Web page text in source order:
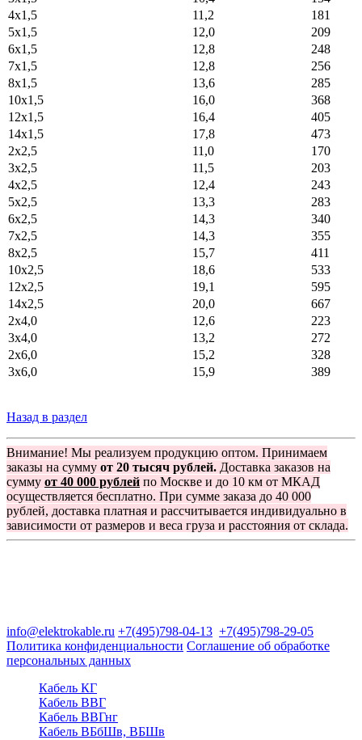
4x1,5
11,2
181
5x1,5
12,0
209
6x1,5
12,8
248
7x1,5
12,8
256
8x1,5
13,6
285
10x1,5
16,0
368
12x1,5
16,4
405
14x1,5
17,8
473
2x2,5
11,0
170
3x2,5
11,5
203
4x2,5
12,4
243
5x2,5
13,3
283
6x2,5
14,3
340
7x2,5
14,3
355
8x2,5
15,7
411
10x2,5
18,6
533
12x2,5
19,1
595
14x2,5
20,0
667
2x4,0
12,6
223
3x4,0
13,2
272
2x6,0
15,2
328
3x6,0
15,9 389
Назад в раздел
Внимание! Мы реализуем продукцию оптом. Принимаем
заказы на сумму от 20 тысяч рублей. Доставка заказов на
сумму от 40 000 рублей по Москве и до 10 км от МКАД
осуществляется бесплатно. При сумме заказа до 40 000
рублей, доставка платная и рассчитывается индивидуально в
зависимости от размеров и веса груза и расстояния от склада.
info@elektrokable.ru +7(495)798-04-13 +7(495)798-29-05
Политика конфиденциальности Соглашение об обработке
персональных данных
Кабель КГ
Кабель ВВГ
Кабель ВВГнг
Кабель ВБбШв, ВБШв